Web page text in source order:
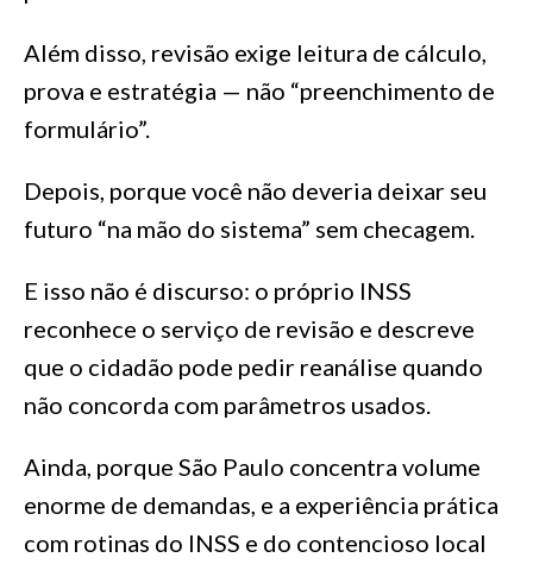
Além disso, revisão exige leitura de cálculo,
prova e estratégia — não “preenchimento de
formulário”.
Depois, porque você não deveria deixar seu
futuro “na mão do sistema” sem checagem.
E isso não é discurso: o próprio INSS
reconhece o serviço de revisão e descreve
que o cidadão pode pedir reanálise quando
não concorda com parâmetros usados.
Ainda, porque São Paulo concentra volume
enorme de demandas, e a experiência prática
com rotinas do INSS e do contencioso local